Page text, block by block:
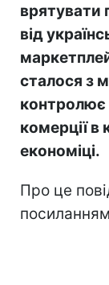
врятувати
від
сталося з
контролює
комерції в
економіці.
Про це